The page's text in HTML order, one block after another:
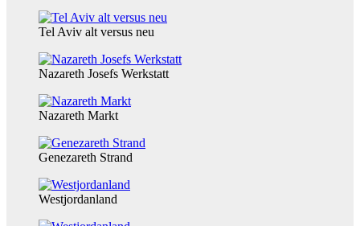
Tel Aviv alt versus neu
Nazareth Josefs Werkstatt
Nazareth Markt
Genezareth Strand
Westjordanland